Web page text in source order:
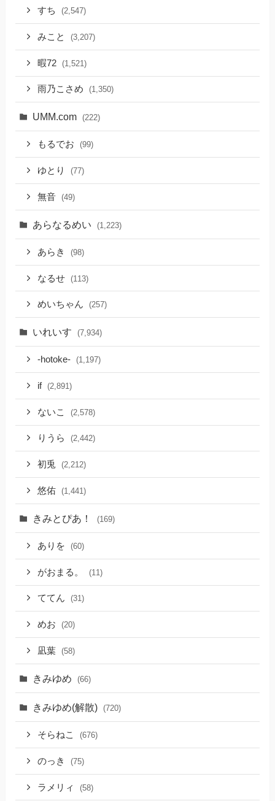
すち (2,547)
みこと (3,207)
暇72 (1,521)
雨乃こさめ (1,350)
UMM.com (222)
もるでお (99)
ゆとり (77)
無音 (49)
あらなるめい (1,223)
あらき (98)
なるせ (113)
めいちゃん (257)
いれいす (7,934)
-hotoke- (1,197)
if (2,891)
ないこ (2,578)
りうら (2,442)
初兎 (2,212)
悠佑 (1,441)
きみとぴあ！ (169)
ありを (60)
がおまる。 (11)
ててん (31)
めお (20)
凪葉 (58)
きみゆめ (66)
きみゆめ(解散) (720)
そらねこ (676)
のっき (75)
ラメリィ (58)